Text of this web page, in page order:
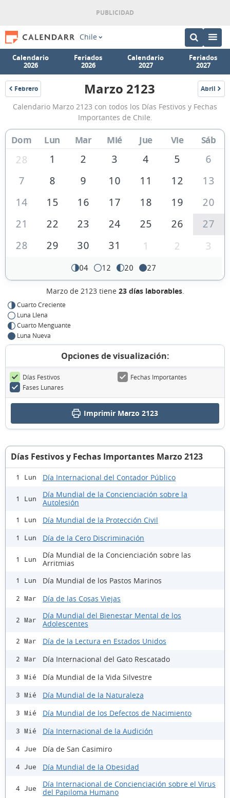
Chile
Calendario
2026
Feriados
2026
Calendario
2027
Feriados
2027
Febrero
2123
Calendario
Marzo
2123
de
Chile
Marzo 2123 Abril
2123
Calendario Marzo 2123 con todos los Días Festivos y Fechas
Importantes de Chile.
Dom Lun Mar Mié Jue Vie Sáb
28 1 2 3 4 5
6
7
8 9 10 11 12
13
14
15 16 17 18 19
20
21
22 23 24 25 26
27
28
29 30 31 1 2 3
04 12 20 27
Marzo de 2123 tiene 23 días laborables.
Cuarto Creciente
Luna Llena
Cuarto Menguante
Luna Nueva
Opciones de visualización:
Días Festivos
Fechas Importantes
Fases Lunares
Imprimir Marzo 2123
Días Festivos y Fechas Importantes Marzo 2123
1 Lun Día Internacional del Contador Público
1 Lun
Día Mundial de la Concienciación sobre la
Autolesión
1 Lun Día Mundial de la Protección Civil
1 Lun Día de la Cero Discriminación
1 Lun
Día Mundial de la Concienciación sobre las
Arritmias
1 Lun Día Mundial de los Pastos Marinos
2 Mar Día de las Cosas Viejas
2 Mar
Día Mundial del Bienestar Mental de los
Adolescentes
2 Mar Día de la Lectura en Estados Unidos
2 Mar Día Internacional del Gato Rescatado
3 Mié Día Mundial de la Vida Silvestre
3 Mié Día Mundial de la Naturaleza
3 Mié Día Mundial de los Defectos de Nacimiento
3 Mié Día Internacional de la Audición
4 Jue Día de San Casimiro
4 Jue Día Mundial de la Obesidad
4 Jue
Día Internacional de Concienciación sobre el Virus
del Papiloma Humano